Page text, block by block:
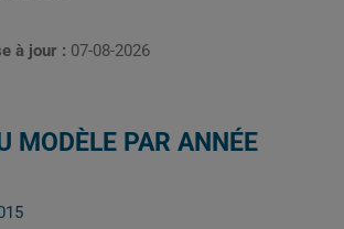
à jour : 07-08-2026
MODÈLE PAR ANNÉE